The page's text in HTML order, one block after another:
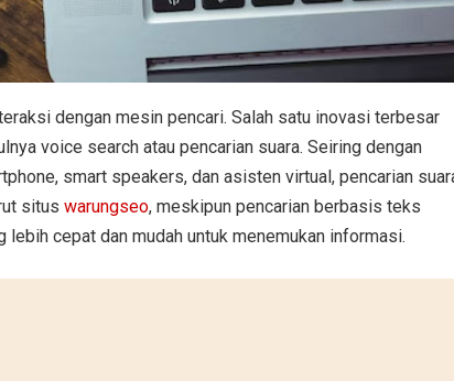
dengan mesin pencari. Salah satu inovasi terbesar
voice search atau pencarian suara. Seiring dengan
smart speakers, dan asisten virtual, pencarian
situs warungseo, meskipun pencarian berbasis teks
cepat dan mudah untuk menemukan informasi.